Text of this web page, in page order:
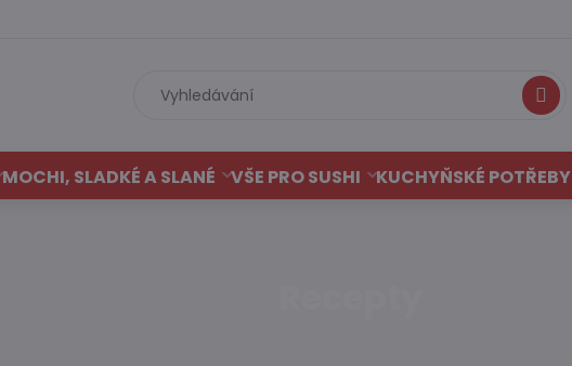
Hledat
MOCHI, SLADKÉ A SLANÉ VŠE PRO SUSHI KUCHYŇSKÉ POTŘEBY